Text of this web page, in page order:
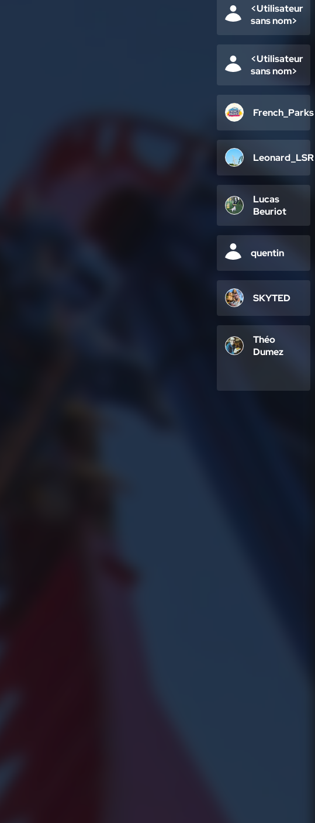
<Utilisateur
sans nom>
<Utilisateur
sans nom>
French_Parks
Leonard_LSR
Lucas
Beuriot
quentin
SKYTED
Théo
Dumez